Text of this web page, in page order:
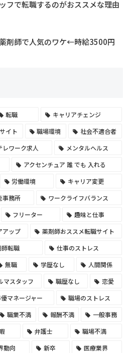
フで転職するのがおススメな理由
剤師で人気のワケ←時給3500円
転職
キャリアチェンジ
イト
職場環境
社会不適合者
レワーク求人
メンタルヘルス
アクセンチュア 誰 でも 入れる
労働環境
キャリア変更
事務所
ワークライフバランス
フリーター
趣味と仕事
アップ
薬剤師おススメ転職サイト
転職
仕事のストレス
無職 学歴なし
人間関係
マスタッフ 職歴なし
恋愛
マネージャー
職場のストレス
職業不満 報酬不満
一般事務
弁護士
職場不満
動向 新卒
医療業界